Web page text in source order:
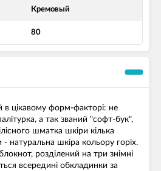
Кремовый
80
в цікавому форм-факторі: не
а так званий "софт-бук",
шматка шкіри кілька
натуральна шкіра кольору горіх.
розділений на три знімні
всередині обкладинки за